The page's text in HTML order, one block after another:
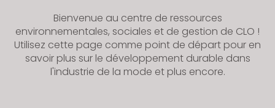
Bienvenue au centre de ressources
environnementales, sociales et de gestion de CLO !
Utilisez cette page comme point de départ pour en
savoir plus sur le développement durable dans
l'industrie de la mode et plus encore.